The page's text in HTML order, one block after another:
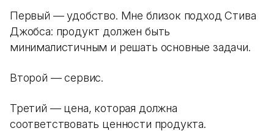
Первый — удобство. Мне близок подход Стива
Джобса: продукт должен быть
минималистичным и решать основные задачи.
Второй — сервис.
Третий — цена, которая должна
соответствовать ценности продукта.